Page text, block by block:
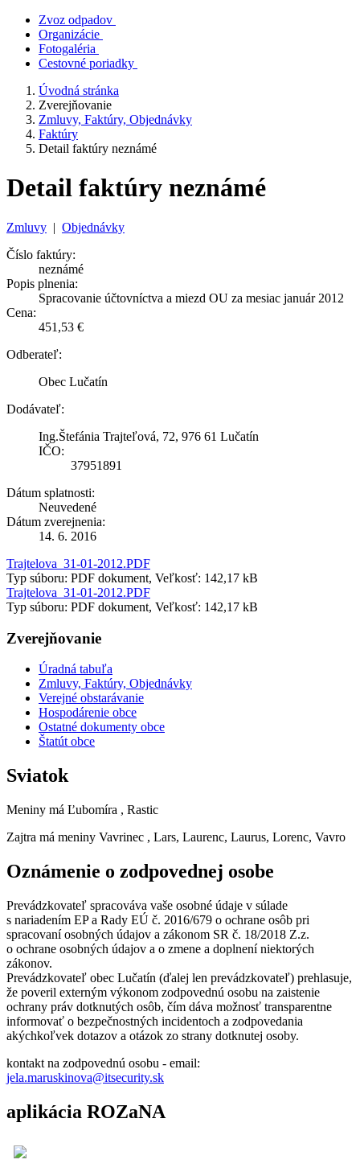
Zvoz odpadov
Organizácie
Fotogaléria
Cestovné poriadky
Úvodná stránka
Zverejňovanie
Zmluvy, Faktúry, Objednávky
Faktúry
Detail faktúry neznámé
Detail faktúry neznámé
Zmluvy | Objednávky
Číslo faktúry:
neznámé
Popis plnenia:
Spracovanie účtovníctva a miezd OU za mesiac január 2012
Cena:
451,53 €
Odberateľ:
Obec Lučatín
Dodávateľ:
Ing.Štefánia Trajteľová, 72, 976 61 Lučatín
IČO:
37951891
Dátum splatnosti:
Neuvedené
Dátum zverejnenia:
14. 6. 2016
Trajtelova_31-01-2012.PDF
Typ súboru: PDF dokument, Veľkosť: 142,17 kB
Trajtelova_31-01-2012.PDF
Typ súboru: PDF dokument, Veľkosť: 142,17 kB
Zverejňovanie
Úradná tabuľa
Zmluvy, Faktúry, Objednávky
Verejné obstarávanie
Hospodárenie obce
Ostatné dokumenty obce
Štatút obce
Sviatok
Meniny má Ľubomíra , Rastic
Zajtra má meniny Vavrinec , Lars, Laurenc, Laurus, Lorenc, Vavro
Oznámenie o zodpovednej osobe
Prevádzkovateľ spracováva vaše osobné údaje v súlade
s nariadením EP a Rady EÚ č. 2016/679 o ochrane osôb pri
spracovaní osobných údajov a zákonom SR č. 18/2018 Z.z.
o ochrane osobných údajov a o zmene a doplnení niektorých
zákonov.
Prevádzkovateľ obec Lučatín (ďalej len prevádzkovateľ) prehlasuje,
že poveril externým výkonom zodpovednú osobu na zaistenie
ochrany práv dotknutých osôb, čím dáva možnosť transparentne
informovať o bezpečnostných incidentoch a zodpovedania
akýchkoľvek dotazov a otázok zo strany dotknutej osoby.
kontakt na zodpovednú osobu - email:
jela.maruskinova@itsecurity.sk
aplikácia ROZaNA